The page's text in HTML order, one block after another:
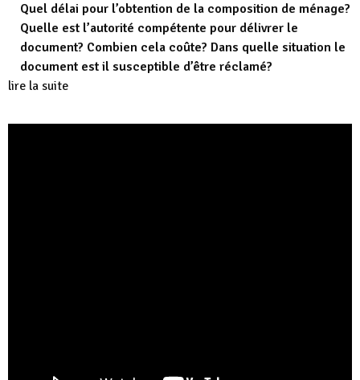
Quel délai pour l’obtention de la composition de ménage?
Quelle est l’autorité compétente pour délivrer le
document? Combien cela coûte? Dans quelle situation le
document est il susceptible d’être réclamé?
lire la suite